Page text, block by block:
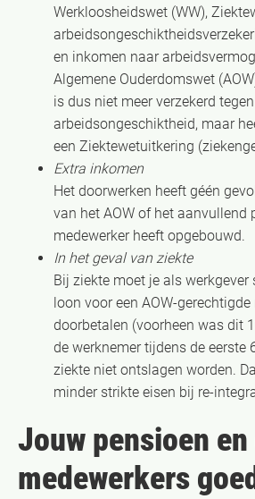
Werkloosheidswet (WW),
en inkomen naar
Algemene Ouderdomswet
is dus niet meer verzekerd
arbeidsongeschiktheid, maar
een Ziektewetuitkering
Extra inkomen
Het doorwerken heeft géén
van het AOW of het aanvullend
medewerker heeft opgebouwd.
In het geval van ziekte
Bij ziekte moet je als
loon voor een AOW-
doorbetalen (voorheen was dit
de werknemer tijdens de eerste
ziekte niet ontslagen worden.
minder strikte eisen bij re-
Jouw pensioen
medewerkers